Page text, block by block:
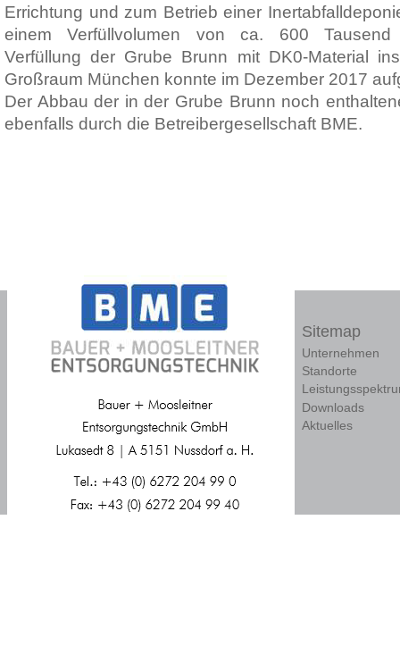
Errichtung und zum Betrieb einer
einem Verfüllvolumen von ca. 600 Tausend
Verfüllung der Grube Brunn mit DK0-Material
Großraum München konnte im Dezember 2017
Der Abbau der in der Grube Brunn noch
ebenfalls durch die Betreibergesellschaft BME.
Sitemap
Unternehmen
Standorte
Downloads
Aktuelles